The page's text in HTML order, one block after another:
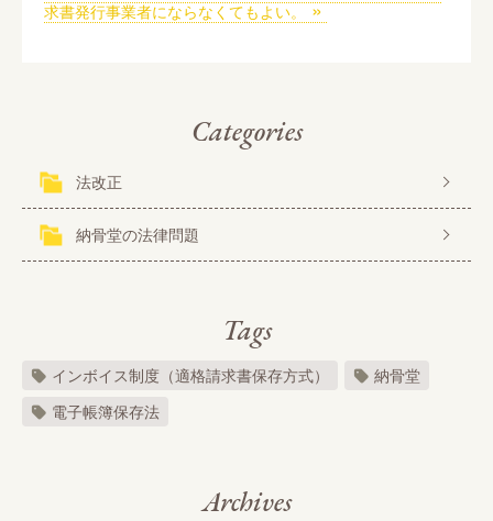
求書発行事業者にならなくてもよい。
Categories
法改正
納骨堂の法律問題
Tags
インボイス制度（適格請求書保存方式）
納骨堂
電子帳簿保存法
Archives